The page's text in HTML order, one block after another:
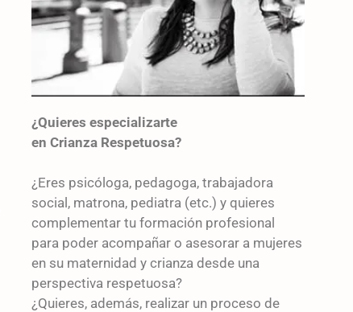
¿Quieres especializarte
en Crianza Respetuosa?
¿Eres psicóloga, pedagoga, trabajadora
social, matrona, pediatra (etc.) y quieres
complementar tu formación profesional
para poder acompañar o asesorar a mujeres
en su maternidad y crianza desde una
perspectiva respetuosa?
¿Quieres, además, realizar un proceso de